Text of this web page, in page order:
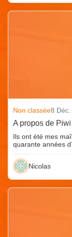
Non classée8
A propos de Piwi
Ils ont été mes
quarante années
Nicolas